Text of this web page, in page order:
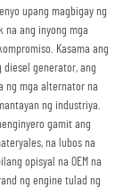
upang magbigay ng
na ang inyong mga
Kasama ang
generator, ang
ng mga alternator na
ng industriya.
gamit ang
na lubos na
opisyal na OEM na
ng engine tulad ng